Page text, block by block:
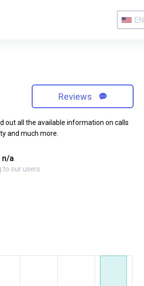
EN
Reviews
out all the available information on calls
and much more.
n/a
to our users